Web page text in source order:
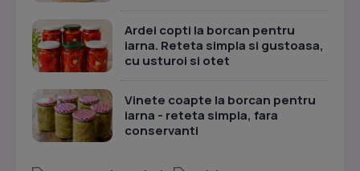
Ardei copti la borcan pentru
iarna. Reteta simpla si gustoasa,
cu usturoi si otet
Vinete coapte la borcan pentru
iarna - reteta simpla, fara
conservanti